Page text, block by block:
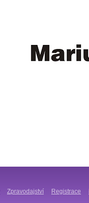
Zpravodajství Registrace